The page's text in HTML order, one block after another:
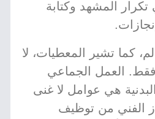
تكرار المشهد وكتابة
كما تشير المعطيات، لا
العمل الجماعي
هي عوامل لا غنى
الفني من توظيف